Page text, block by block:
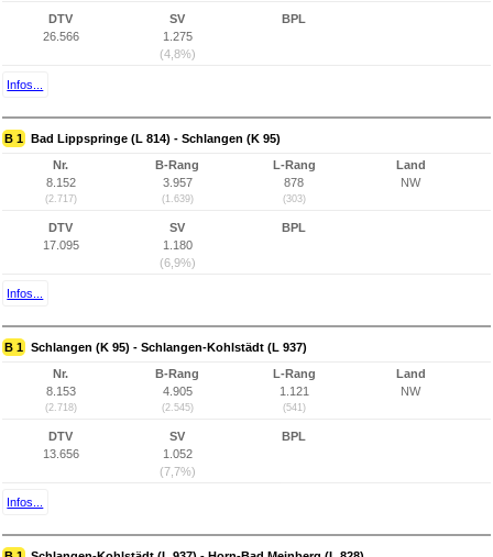
DTV
26.566
SV
1.275
(4,8%)
BPL
Infos...
B 1 Bad Lippspringe (L 814) - Schlangen (K 95)
Nr.
8.152
(2.717)
B-Rang
3.957
(1.639)
L-Rang
878
(303)
Land
NW
DTV
17.095
SV
1.180
(6,9%)
BPL
Infos...
B 1 Schlangen (K 95) - Schlangen-Kohlstädt (L 937)
Nr.
8.153
(2.718)
B-Rang
4.905
(2.545)
L-Rang
1.121
(541)
Land
NW
DTV
13.656
SV
1.052
(7,7%)
BPL
Infos...